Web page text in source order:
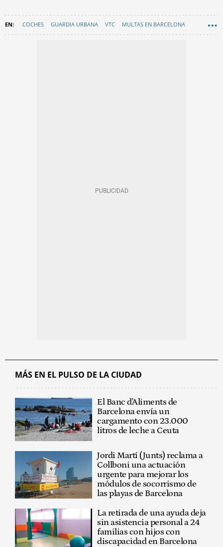
COCHES GUARDIA URBANA VTC MULTAS EN BARCELONA
MÁS EN EL PULSO DE LA CIUDAD
El Banc d'Aliments de
Barcelona envía un
cargamento con 23.000
litros de leche a Ceuta
Jordi Martí (Junts) reclama a
Collboni una actuación
urgente para mejorar los
módulos de socorrismo de
las playas de Barcelona
La retirada de una ayuda deja
sin asistencia personal a 24
familias con hijos con
discapacidad en Barcelona